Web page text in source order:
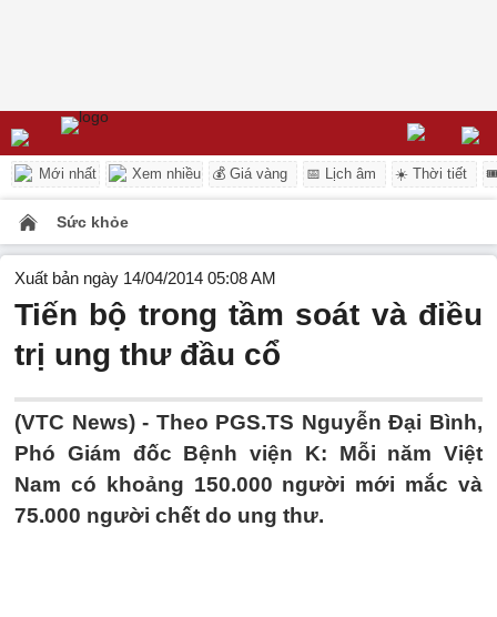
Mới nhất Xem nhiều 💰 Giá vàng 📅 Lịch âm ☀️ Thời tiết
Sức khỏe
Xuất bản ngày 14/04/2014 05:08 AM
Tiến bộ trong tầm soát và điều
trị ung thư đầu cổ
(VTC News) - Theo PGS.TS Nguyễn Đại Bình,
Phó Giám đốc Bệnh viện K: Mỗi năm Việt
Nam có khoảng 150.000 người mới mắc và
75.000 người chết do ung thư.